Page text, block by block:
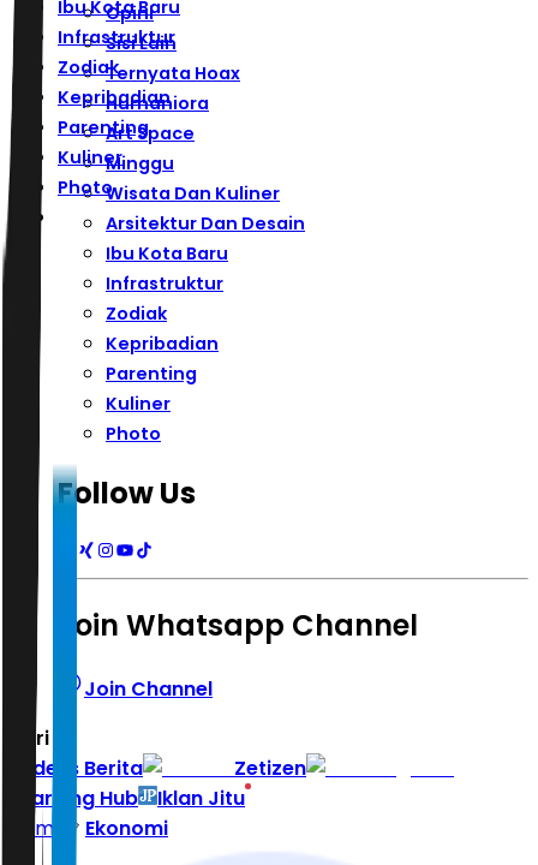
Ibu Kota Baru
Infrastruktur
Zodiak
Kepribadian
Parenting
Kuliner
Photo
Opini
Sisi Lain
Ternyata Hoax
Humaniora
Art Space
Minggu
Wisata Dan Kuliner
Arsitektur Dan Desain
Ibu Kota Baru
Infrastruktur
Zodiak
Kepribadian
Parenting
Kuliner
Photo
Follow Us
Join Whatsapp Channel
Join Channel
Hari ini
Indeks Berita
Zetizen
Learning Hub
Iklan Jitu
Home
Ekonomi